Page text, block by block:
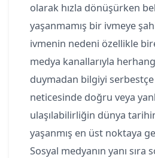
olarak hızla dönüşürken
yaşanmamış bir ivmeye
ivmenin nedeni özellikle
medya kanallarıyla
duymadan bilgiyi serbestçe
neticesinde doğru veya
ulaşılabilirliğin dünya
yaşanmış en üst noktaya
Sosyal medyanın yanı sıra